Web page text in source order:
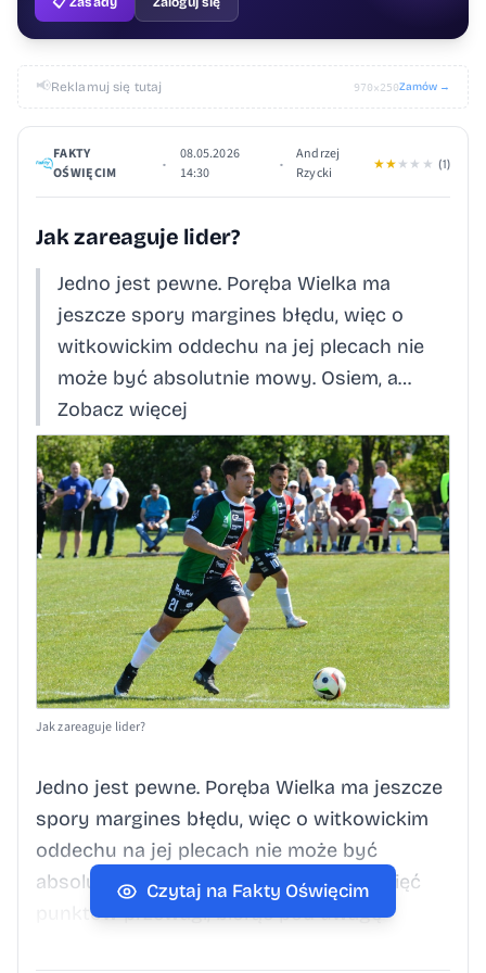
📢Reklamuj się tutaj 970×250Zamów →
FAKTY
OŚWIĘCIM
•
08.05.2026
14:30
•
Andrzej
Rzycki
★★ ★ ★ ★ (1)
Jak zareaguje lider?
Jedno jest pewne. Poręba Wielka ma
jeszcze spory margines błędu, więc o
witkowickim oddechu na jej plecach nie
może być absolutnie mowy. Osiem, a…
Zobacz więcej
Jak zareaguje lider?
Jedno jest pewne. Poręba Wielka ma jeszcze
spory margines błędu, więc o witkowickim
oddechu na jej plecach nie może być
absolutnie mowy. Osiem, a właściwie pięć
punktów przewagi, biorąc pod uwagę
Czytaj na Fakty Oświęcim